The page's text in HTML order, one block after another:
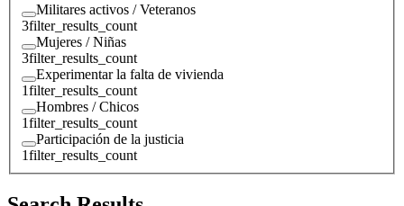
Militares activos / Veteranos
3filter_results_count
Mujeres / Niñas
3filter_results_count
Experimentar la falta de vivienda
1filter_results_count
Hombres / Chicos
1filter_results_count
Participación de la justicia
1filter_results_count